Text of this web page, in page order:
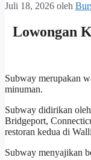
Juli 18, 2026 oleh
Lowongan
Subway merupakan
minuman.
Subway didirikan
Bridgeport,
restoran kedua di
Subway menyajikan